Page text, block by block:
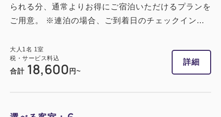
税・サービス料込
38,800円
1~2名 シングルサイズ×2
られる分、通常よりお得にご宿泊いただけるプランを
ご用意。 ※連泊の場合、ご到着日のチェックイン...
大人 1 名 1 室
税・サービス料込
合計 18,600円~
詳細